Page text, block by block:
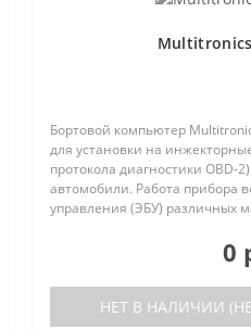
Multitronics
Бортовой компьютер
для установки на
протокола диагностики OBD-
автомобили. Работа прибора
управления (ЭБУ) различных
0
НЕТ В НАЛИЧИИ